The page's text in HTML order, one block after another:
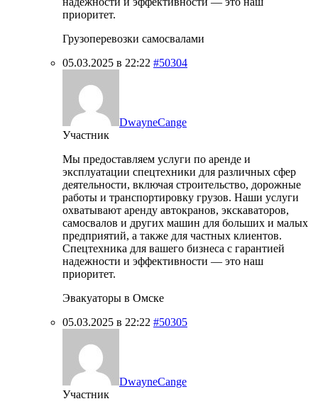
приоритет.
Грузоперевозки самосвалами
05.03.2025 в 22:22 #50304
DwayneCange
Участник
Мы предоставляем услуги по аренде и
эксплуатации спецтехники для различных сфер
деятельности, включая строительство, дорожные
работы и транспортировку грузов. Наши услуги
охватывают аренду автокранов, экскаваторов,
самосвалов и других машин для больших и малых
предприятий, а также для частных клиентов.
Спецтехника для вашего бизнеса с гарантией
надежности и эффективности — это наш
приоритет.
Эвакуаторы в Омске
05.03.2025 в 22:22 #50305
DwayneCange
Участник